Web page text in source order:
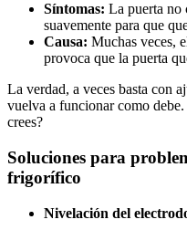
Síntomas: La puerta no
suavemente para que
Causa: Muchas veces,
provoca que la puerta
La verdad, a veces basta con
vuelva a funcionar como
crees?
Soluciones para
frigorífico
Nivelación del